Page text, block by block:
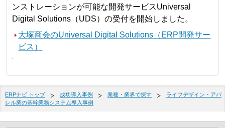
ンストレーションが可能な開発サービスUniversal
Digital Solutions（UDS）の受付を開始しました。
大塚商会のUniversal Digital Solutions（ERP開発サー
ビス）
ERPナビ トップ 成功導入事例 業種・業界で探す
ライフデザイン・アパ
レル業の基幹業務システム導入事例